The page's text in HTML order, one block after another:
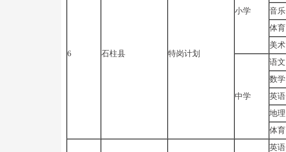
6 石柱县 特岗计划
小学
音乐
体育
美术
中学
语文
数学
英语
地理
体育
英语